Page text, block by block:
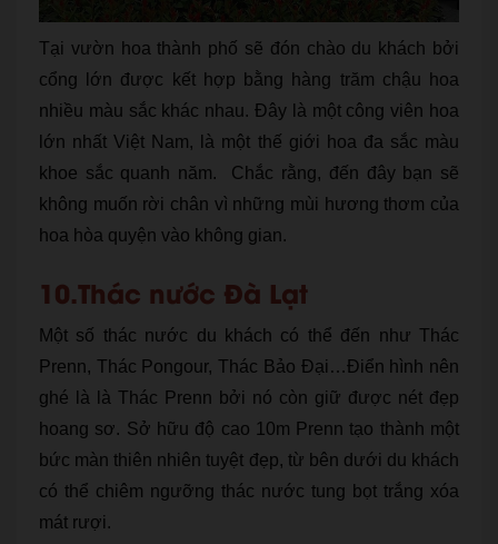
Tại vườn hoa thành phố sẽ đón chào du khách bởi
cổng lớn được kết hợp bằng hàng trăm chậu hoa
nhiều màu sắc khác nhau. Đây là một công viên hoa
lớn nhất Việt Nam, là một thế giới hoa đa sắc màu
khoe sắc quanh năm. Chắc rằng, đến đây bạn sẽ
không muốn rời chân vì những mùi hương thơm của
hoa hòa quyện vào không gian.
10.Thác nước Đà Lạt
Một số thác nước du khách có thể đến như Thác
Prenn, Thác Pongour, Thác Bảo Đại…Điển hình nên
ghé là là Thác Prenn bởi nó còn giữ được nét đẹp
hoang sơ. Sở hữu độ cao 10m Prenn tạo thành một
bức màn thiên nhiên tuyệt đẹp, từ bên dưới du khách
có thể chiêm ngưỡng thác nước tung bọt trắng xóa
mát rượi.